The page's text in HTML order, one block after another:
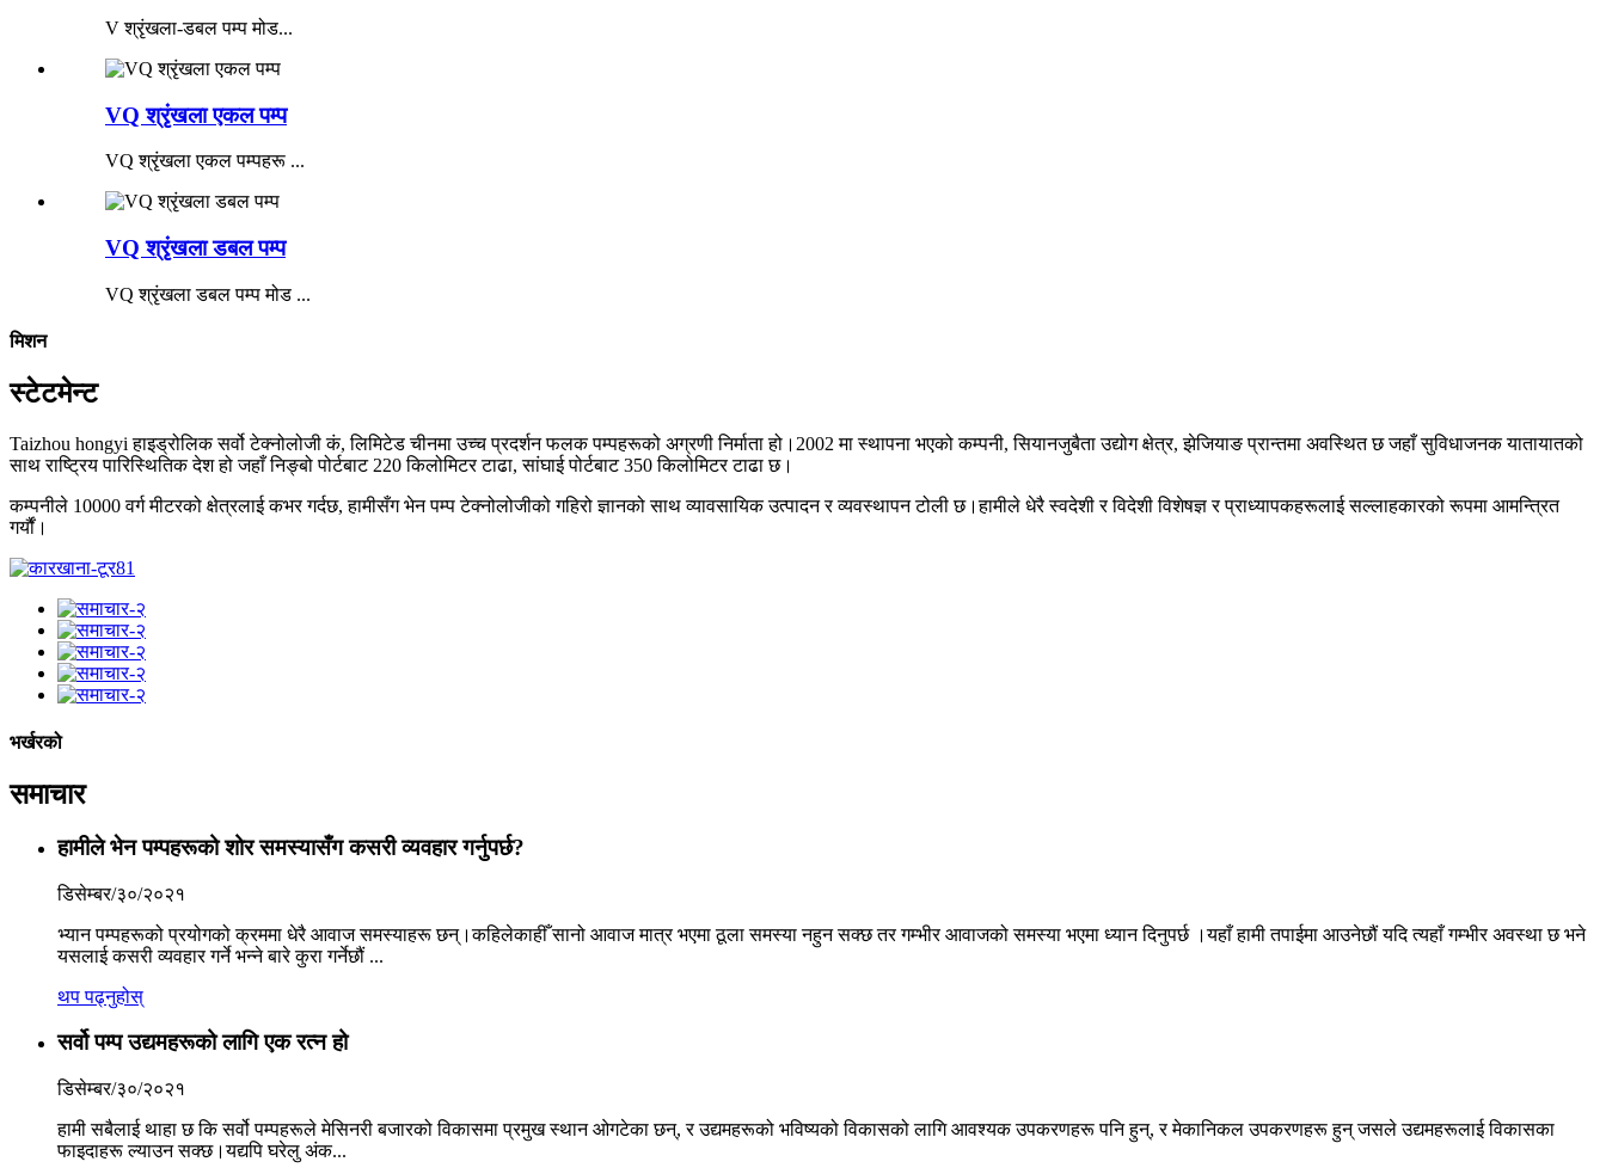
V श्रृंखला-डबल पम्प मोड...
VQ श्रृंखला एकल पम्प
VQ श्रृंखला एकल पम्पहरू ...
VQ श्रृंखला डबल पम्प
VQ श्रृंखला डबल पम्प मोड ...
मिशन
स्टेटमेन्ट
Taizhou hongyi हाइड्रोलिक सर्वो टेक्नोलोजी कं, लिमिटेड चीनमा उच्च प्रदर्शन फलक पम्पहरूको अग्रणी निर्माता हो।2002 मा स्थापना भएको कम्पनी, सियानजुबैता उद्योग क्षेत्र, झेजियाङ प्रान्तमा अवस्थित छ जहाँ सुविधाजनक यातायातको
साथ राष्ट्रिय पारिस्थितिक देश हो जहाँ निङ्बो पोर्टबाट 220 किलोमिटर टाढा, सांघाई पोर्टबाट 350 किलोमिटर टाढा छ।
कम्पनीले 10000 वर्ग मीटरको क्षेत्रलाई कभर गर्दछ, हामीसँग भेन पम्प टेक्नोलोजीको गहिरो ज्ञानको साथ व्यावसायिक उत्पादन र व्यवस्थापन टोली छ।हामीले धेरै स्वदेशी र विदेशी विशेषज्ञ र प्राध्यापकहरूलाई सल्लाहकारको रूपमा आमन्त्रित
गर्यौं।
भर्खरको
समाचार
हामीले भेन पम्पहरूको शोर समस्यासँग कसरी व्यवहार गर्नुपर्छ?
डिसेम्बर/३०/२०२१
भ्यान पम्पहरूको प्रयोगको क्रममा धेरै आवाज समस्याहरू छन्।कहिलेकाहीँ सानो आवाज मात्र भएमा ठूला समस्या नहुन सक्छ तर गम्भीर आवाजको समस्या भएमा ध्यान दिनुपर्छ ।यहाँ हामी तपाईमा आउनेछौं यदि त्यहाँ गम्भीर अवस्था छ भने
यसलाई कसरी व्यवहार गर्ने भन्ने बारे कुरा गर्नेछौं ...
थप पढ्नुहोस्
सर्वो पम्प उद्यमहरूको लागि एक रत्न हो
डिसेम्बर/३०/२०२१
हामी सबैलाई थाहा छ कि सर्वो पम्पहरूले मेसिनरी बजारको विकासमा प्रमुख स्थान ओगटेका छन्, र उद्यमहरूको भविष्यको विकासको लागि आवश्यक उपकरणहरू पनि हुन्, र मेकानिकल उपकरणहरू हुन् जसले उद्यमहरूलाई विकासका
फाइदाहरू ल्याउन सक्छ।यद्यपि घरेलु अंक...